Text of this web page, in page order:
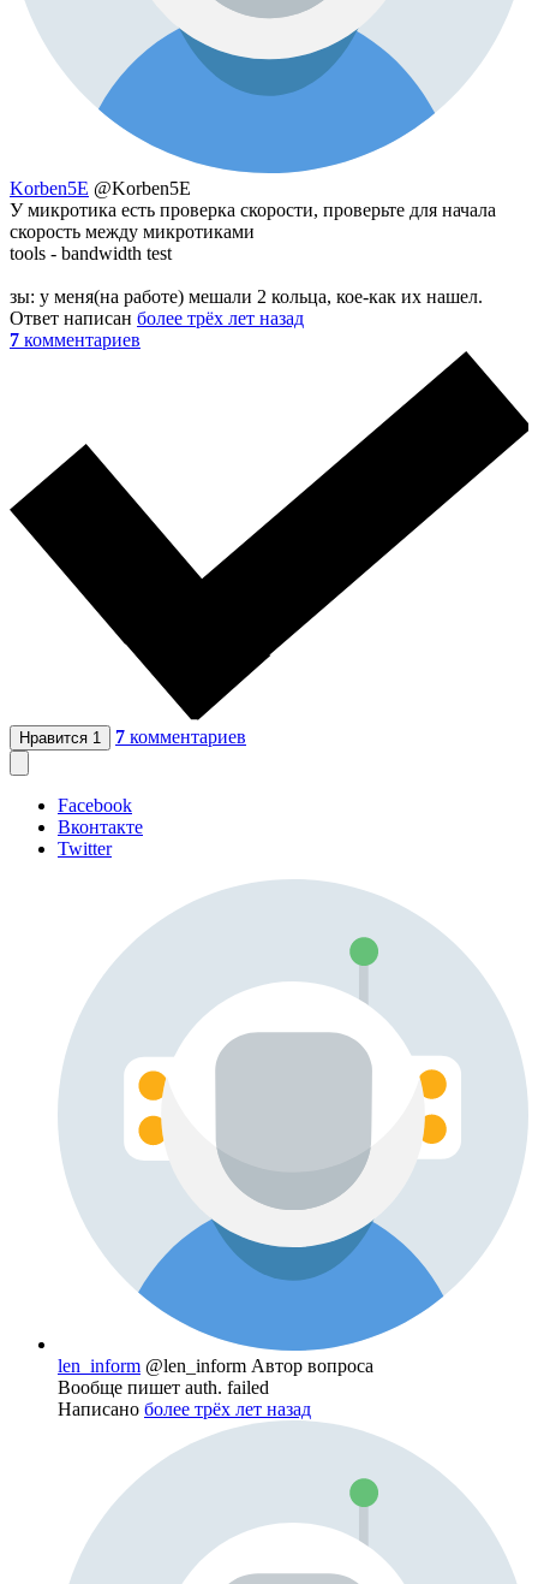
Korben5E @Korben5E
У микротика есть проверка скорости, проверьте для начала
скорость между микротиками
tools - bandwidth test
зы: у меня(на работе) мешали 2 кольца, кое-как их нашел.
Ответ написан более трёх лет назад
7 комментариев
Нравится 1 7 комментариев
Facebook
Вконтакте
Twitter
len_inform @len_inform Автор вопроса
Вообще пишет auth. failed
Написано более трёх лет назад